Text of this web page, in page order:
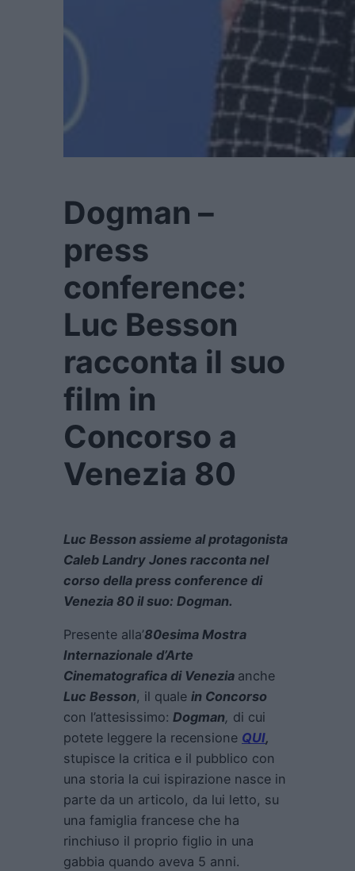
Dogman –
press
conference:
Luc Besson
racconta il suo
film in
Concorso a
Venezia 80
Luc Besson assieme al protagonista
Caleb Landry Jones racconta nel
corso della press conference di
Venezia 80 il suo: Dogman.
Presente alla’80esima Mostra
Internazionale d’Arte
Cinematografica di Venezia anche
Luc Besson, il quale in Concorso
con l’attesissimo: Dogman, di cui
potete leggere la recensione QUI,
stupisce la critica e il pubblico con
una storia la cui ispirazione nasce in
parte da un articolo, da lui letto, su
una famiglia francese che ha
rinchiuso il proprio figlio in una
gabbia quando aveva 5 anni.